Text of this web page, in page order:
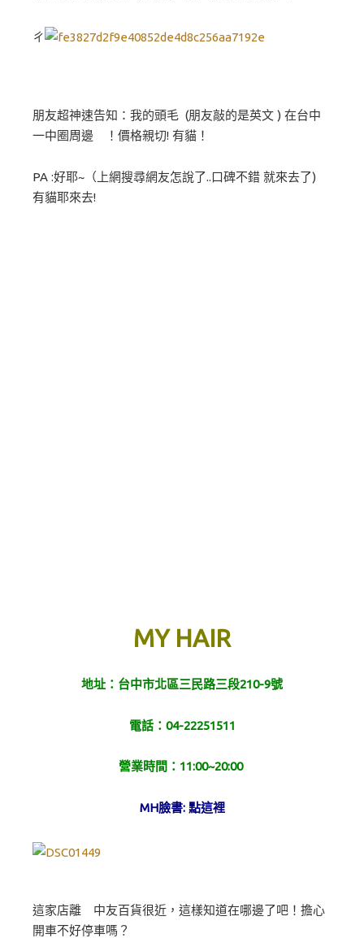
ㄔ
朋友超神速告知：我的頭毛 (朋友敲的是英文 ) 在台中
一中圈周邊 ！價格親切! 有貓！
PA :好耶~（上網搜尋網友怎說了..口碑不錯 就來去了)
有貓耶來去!
MY HAIR
地址：台中市北區三民路三段210-9號
電話：04-22251511
營業時間：11:00~20:00
MH臉書: 點這裡
這家店離 中友百貨很近，這樣知道在哪邊了吧！擔心
開車不好停車嗎？